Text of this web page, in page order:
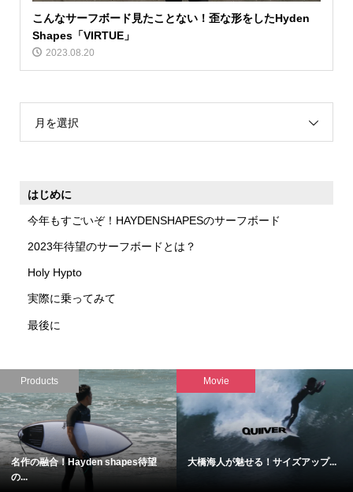
こんなサーフボード見たことない！歪な形をしたHyden
Shapes「VIRTUE」
2023.08.20
月を選択
はじめに
今年もすごいぞ！HAYDENSHAPESのサーフボード
2023年待望のサーフボードとは？
Holy Hypto
実際に乗ってみて
最後に
Products
名作の融合！Hayden shapes待望
の...
Movie
大橋海人が魅せる！サイズアップ...